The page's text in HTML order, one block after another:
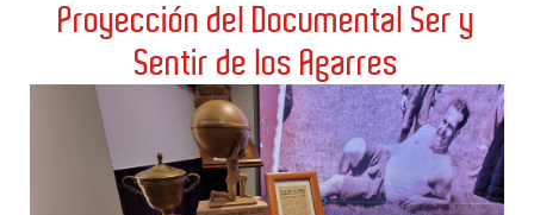
Proyección del Documental Ser y
Sentir de los Agarres